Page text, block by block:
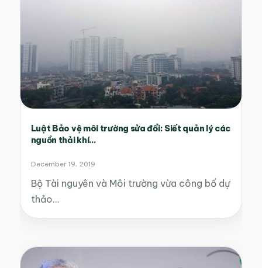
Luật Bảo vệ môi trường sửa đổi: Siết quản lý các
nguồn thải khí...
December 19, 2019
Bộ Tài nguyên và Môi trường vừa công bố dự
thảo…